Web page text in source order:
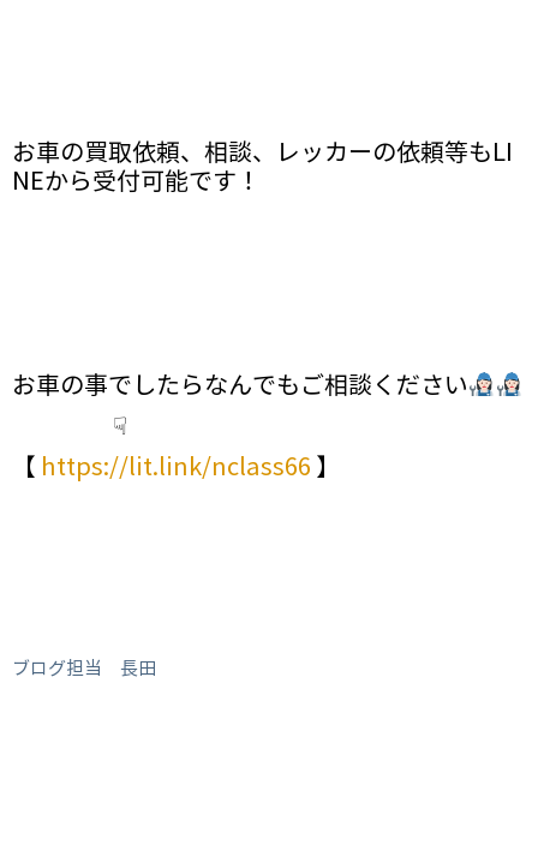
お車の買取依頼、相談、レッカーの依頼等もLI
NEから受付可能です！
お車の事でしたらなんでもご相談ください
☟
【 https://lit.link/nclass66 】
ブログ担当 長田